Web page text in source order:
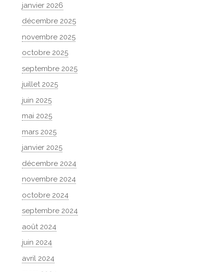
janvier 2026
décembre 2025
novembre 2025
octobre 2025
septembre 2025
juillet 2025
juin 2025
mai 2025
mars 2025
janvier 2025
décembre 2024
novembre 2024
octobre 2024
septembre 2024
août 2024
juin 2024
avril 2024